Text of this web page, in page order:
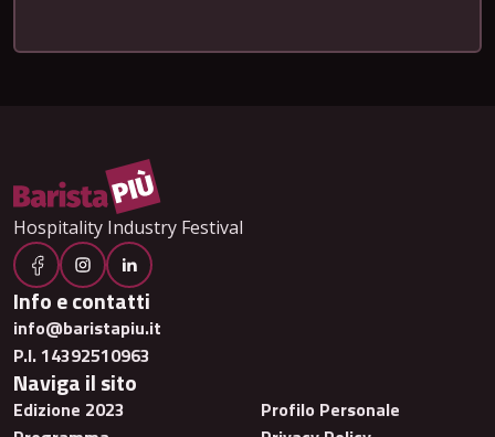
Hospitality Industry Festival
Info e contatti
info@baristapiu.it
P.I. 14392510963
Naviga il sito
Edizione 2023
Profilo Personale